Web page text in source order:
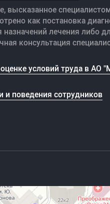
высказанное
как постановка
лечения либо
консультация
условий труда в АО
и поведения сотрудников